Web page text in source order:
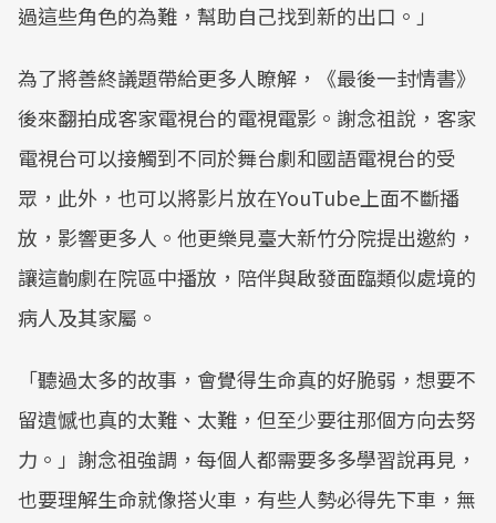
過這些角色的為難，幫助自己找到新的出口。」
為了將善終議題帶給更多人瞭解，《最後一封情書》
後來翻拍成客家電視台的電視電影。謝念祖說，客家
電視台可以接觸到不同於舞台劇和國語電視台的受
眾，此外，也可以將影片放在YouTube上面不斷播
放，影響更多人。他更樂見臺大新竹分院提出邀約，
讓這齣劇在院區中播放，陪伴與啟發面臨類似處境的
病人及其家屬。
「聽過太多的故事，會覺得生命真的好脆弱，想要不
留遺憾也真的太難、太難，但至少要往那個方向去努
力。」謝念祖強調，每個人都需要多多學習說再見，
也要理解生命就像搭火車，有些人勢必得先下車，無